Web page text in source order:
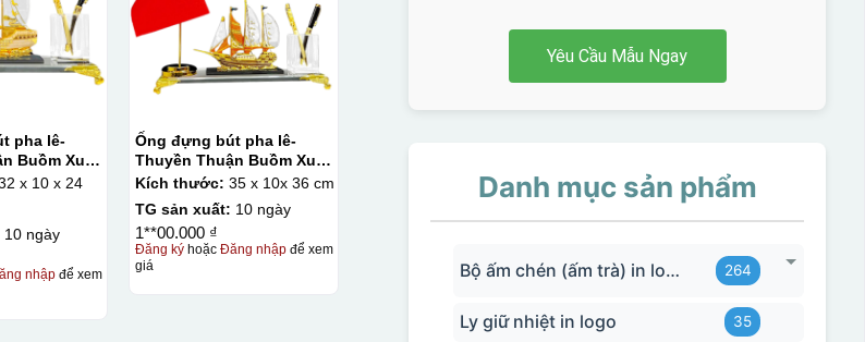
pha lê-
Buồm Xuôi
x 10 x 24
10 ngày
nhậpđể xem
Ống đựng bút pha lê-
Thuyền Thuận Buồm Xuôi
Gió Mẫu VIP có cờ-
35x10x36 cm
Kích thước: 35 x 10x 36 cm
TG sản xuất: 10 ngày
1**00.000 ₫
Đăng ký hoặcĐăng nhập để xem
giá
Yêu Cầu Mẫu Ngay
Danh mục sản phẩm
Bộ ấm chén (ấm trà) in logo 264
Ly giữ nhiệt in logo 35